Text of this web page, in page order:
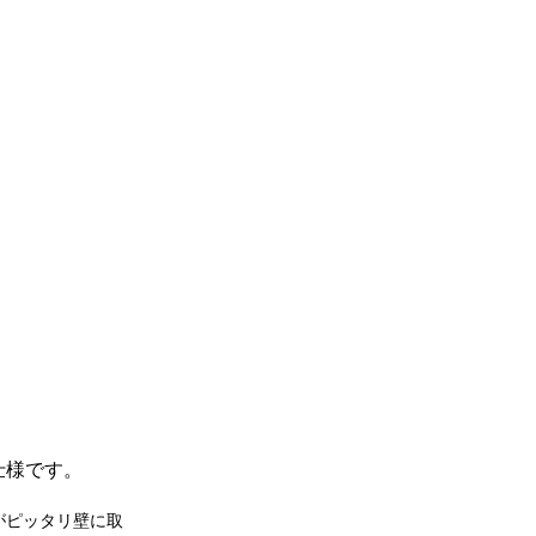
です。
ッタリ壁に取